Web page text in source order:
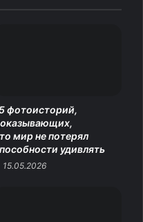
себе жизнь. Почему
фотоисторий,
мир не потерял
удивлять
15.05.2026